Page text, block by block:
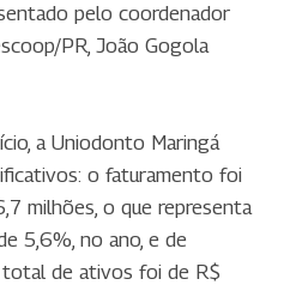
pelo coordenador
PR, João Gogola
a Uniodonto Maringá
o faturamento foi
milhões, o que representa
5,6%, no ano, e de
de ativos foi de R$